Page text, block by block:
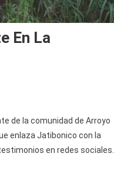
En La
de la comunidad de Arroyo
enlaza Jatibonico con la
en redes sociales.